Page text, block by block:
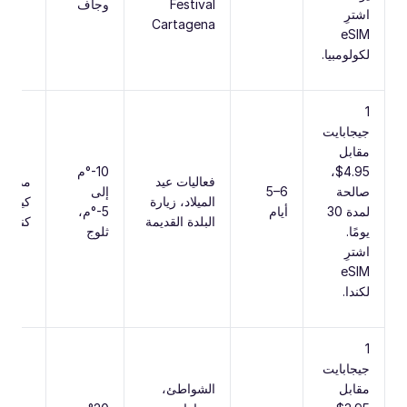
اشترِ
eSIM
لكولومبيا.
Festival
Cartagena
وجاف
‎1‎
جيجابايت
مقابل
‎$4.95‎،
صالحة
لمدة ‎30‎
يومًا.
اشترِ
eSIM
لكندا.
‎5–6‎
أيام
فعاليات عيد
الميلاد، زيارة
البلدة القديمة
‎-10‎°م
إلى
‎-5‎°م،
ثلوج
مدينة
كندا
‎1‎
جيجابايت
مقابل
الشواطئ،